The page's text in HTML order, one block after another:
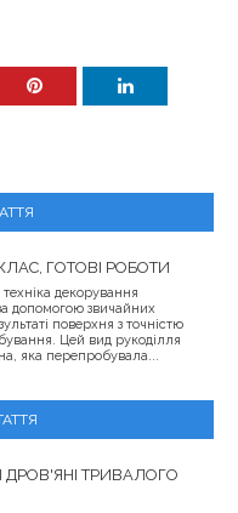
ГОТОВІ РОБОТИ
декорування
допомогою звичайних
поверхня з точністю
Цей вид рукоділля
яка перепробувала...
ДРОВ'ЯНІ ТРИВАЛОГО